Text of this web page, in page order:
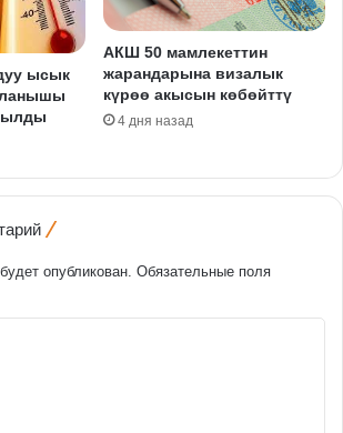
ысык
АКШ 50 мамлекеттин
жарандарына визалык
күрөө акысын көбөйттү
4 дня назад
опубликован. Обязательные поля